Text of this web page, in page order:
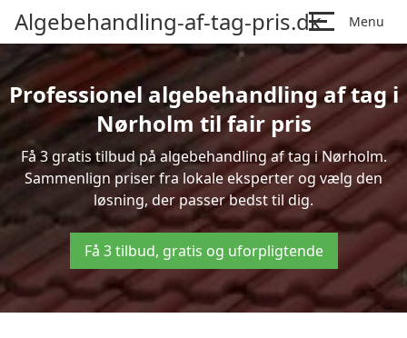
Algebehandling-af-tag-pris.dk Menu
Professionel algebehandling af tag i
Nørholm til fair pris
Få 3 gratis tilbud på algebehandling af tag i Nørholm.
Sammenlign priser fra lokale eksperter og vælg den
løsning, der passer bedst til dig.
Få 3 tilbud, gratis og uforpligtende